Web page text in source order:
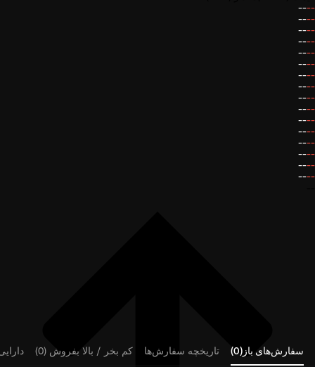
--
--
--
--
--
--
--
--
--
--
--
--
--
--
--
--
--
--
--
--
--
--
--
--
--
--
--
--
--
--
--
--
سفارش‌های باز(0) تاریخچه سفارش‌ها کم بخر / بالا بفروش (0)